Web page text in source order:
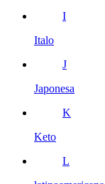
I
Italo
J
Japonesa
K
Keto
L